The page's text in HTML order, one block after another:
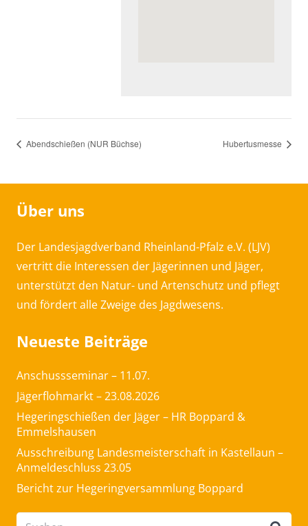
Abendschießen (NUR Büchse) Hubertusmesse
Über uns
Der Landesjagdverband Rheinland-Pfalz e.V. (LJV)
vertritt die Interessen der Jägerinnen und Jäger,
unterstützt den Natur- und Artenschutz und pflegt
und fördert alle Zweige des Jagdwesens.
Neueste Beiträge
Anschussseminar – 11.07.
Jägerflohmarkt – 23.08.2026
Hegeringschießen der Jäger – HR Boppard &
Emmelshausen
Ausschreibung Landesmeisterschaft in Kastellaun –
Anmeldeschluss 23.05
Bericht zur Hegeringversammlung Boppard